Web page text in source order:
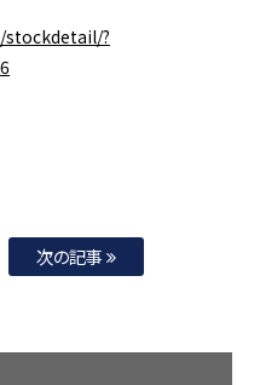
?
次の記事